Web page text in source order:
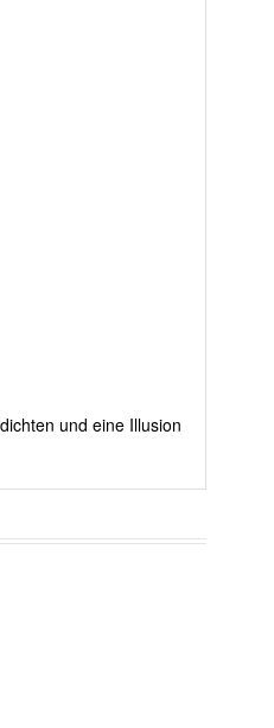
und eine Illusion